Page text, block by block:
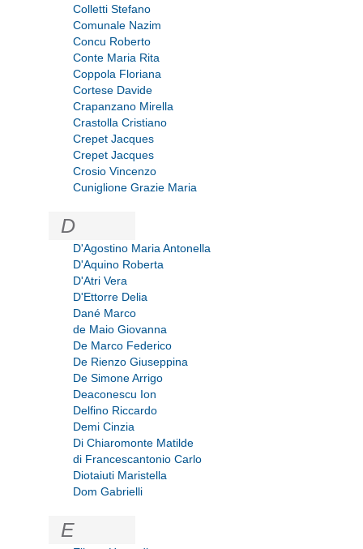
Colletti Stefano
Comunale Nazim
Concu Roberto
Conte Maria Rita
Coppola Floriana
Cortese Davide
Crapanzano Mirella
Crastolla Cristiano
Crepet Jacques
Crepet Jacques
Crosio Vincenzo
Cuniglione Grazie Maria
D
D'Agostino Maria Antonella
D'Aquino Roberta
D'Atri Vera
D'Ettorre Delia
Dané Marco
de Maio Giovanna
De Marco Federico
De Rienzo Giuseppina
De Simone Arrigo
Deaconescu Ion
Delfino Riccardo
Demi Cinzia
Di Chiaromonte Matilde
di Francescantonio Carlo
Diotaiuti Maristella
Dom Gabrielli
E